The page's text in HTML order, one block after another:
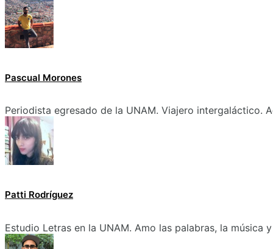
Pascual Morones
Periodista egresado de la UNAM. Viajero intergaláctico.
Patti Rodríguez
Estudio Letras en la UNAM. Amo las palabras, la música